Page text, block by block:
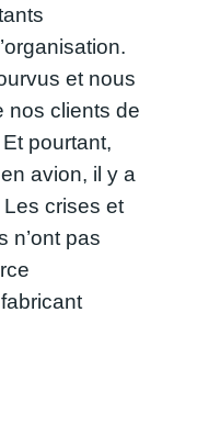
et nous
nos clients de
pourtant,
avion, il y a
crises et
n’ont pas